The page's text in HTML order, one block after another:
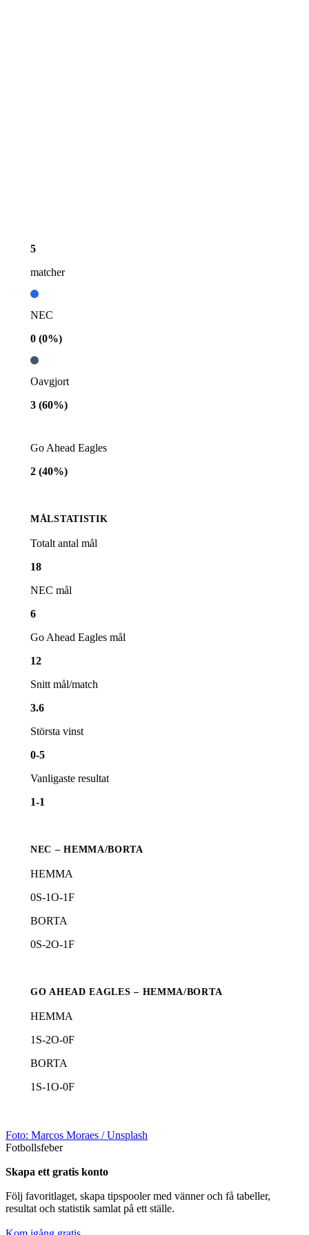
5
matcher
NEC
0 (0%)
Oavgjort
3 (60%)
Go Ahead Eagles
2 (40%)
MÅLSTATISTIK
Totalt antal mål
18
NEC mål
6
Go Ahead Eagles mål
12
Snitt mål/match
3.6
Största vinst
0-5
Vanligaste resultat
1-1
NEC – HEMMA/BORTA
HEMMA
0S-1O-1F
BORTA
0S-2O-1F
GO AHEAD EAGLES – HEMMA/BORTA
HEMMA
1 S-2O-0F
BORTA
1 S-1O-0F
Foto: Marcos Moraes / Unsplash
Fotbollsfeber
Skapa ett gratis konto
Följ favoritlaget, skapa tipspooler med vänner och få tabeller,
resultat och statistik samlat på ett ställe.